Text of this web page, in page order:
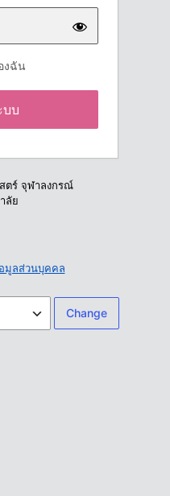
งฉัน
ร์ จุฬาลงกรณ์
ลัย
มูลส่วนบุคคล